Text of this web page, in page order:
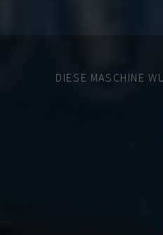
DIESE MASCHINE